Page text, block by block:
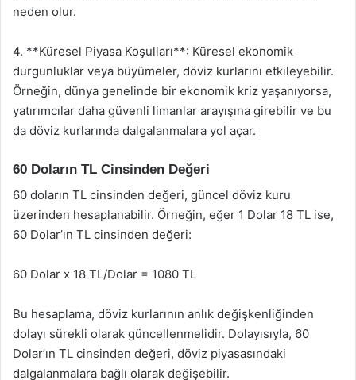
neden olur.
4. **Küresel Piyasa Koşulları**: Küresel ekonomik
durgunluklar veya büyümeler, döviz kurlarını etkileyebilir.
Örneğin, dünya genelinde bir ekonomik kriz yaşanıyorsa,
yatırımcılar daha güvenli limanlar arayışına girebilir ve bu
da döviz kurlarında dalgalanmalara yol açar.
60 Doların TL Cinsinden Değeri
60 doların TL cinsinden değeri, güncel döviz kuru
üzerinden hesaplanabilir. Örneğin, eğer 1 Dolar 18 TL ise,
60 Dolar’ın TL cinsinden değeri:
60 Dolar x 18 TL/Dolar = 1080 TL
Bu hesaplama, döviz kurlarının anlık değişkenliğinden
dolayı sürekli olarak güncellenmelidir. Dolayısıyla, 60
Dolar’ın TL cinsinden değeri, döviz piyasasındaki
dalgalanmalara bağlı olarak değişebilir.